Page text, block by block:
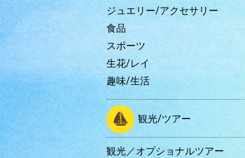
ジュエリー/アクセサリー
食品
スポーツ
生花/レイ
趣味/生活
観光/ツアー
観光／オプショナルツアー